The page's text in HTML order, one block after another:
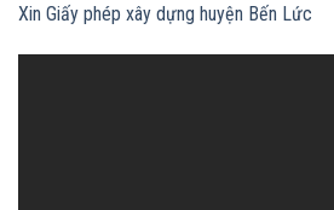
Xin Giấy phép xây dựng huyện Bến Lức